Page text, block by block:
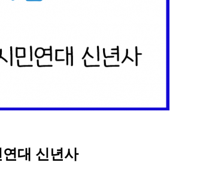
대 신년사